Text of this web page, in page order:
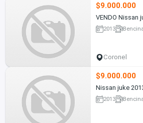
$9.000.000
VENDO Nissan
2013
Coronel
$9.000.000
Nissan juke
2013